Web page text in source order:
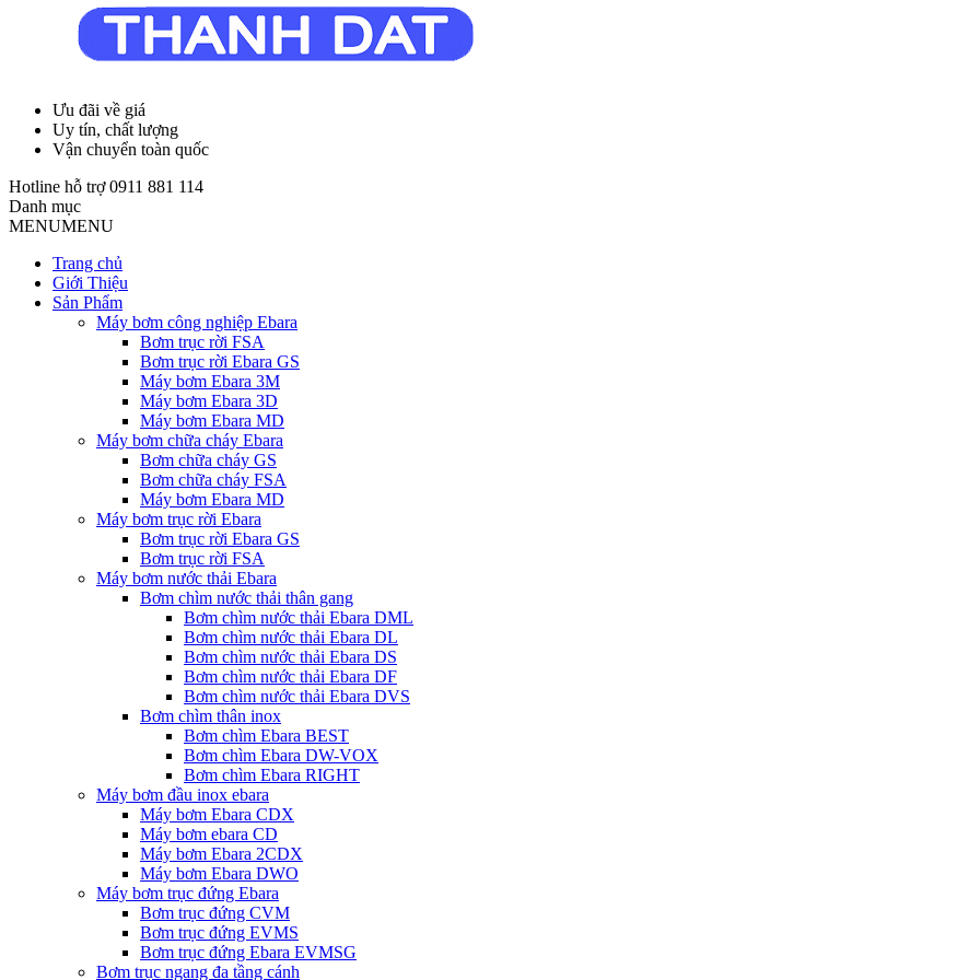
Ưu đãi về giá
Uy tín, chất lượng
Vận chuyển toàn quốc
Hotline hỗ trợ 0911 881 114
Danh mục
MENUMENU
Trang chủ
Giới Thiệu
Sản Phẩm
Máy bơm công nghiệp Ebara
Bơm trục rời FSA
Bơm trục rời Ebara GS
Máy bơm Ebara 3M
Máy bơm Ebara 3D
Máy bơm Ebara MD
Máy bơm chữa cháy Ebara
Bơm chữa cháy GS
Bơm chữa cháy FSA
Máy bơm Ebara MD
Máy bơm trục rời Ebara
Bơm trục rời Ebara GS
Bơm trục rời FSA
Máy bơm nước thải Ebara
Bơm chìm nước thải thân gang
Bơm chìm nước thải Ebara DML
Bơm chìm nước thải Ebara DL
Bơm chìm nước thải Ebara DS
Bơm chìm nước thải Ebara DF
Bơm chìm nước thải Ebara DVS
Bơm chìm thân inox
Bơm chìm Ebara BEST
Bơm chìm Ebara DW-VOX
Bơm chìm Ebara RIGHT
Máy bơm đầu inox ebara
Máy bơm Ebara CDX
Máy bơm ebara CD
Máy bơm Ebara 2CDX
Máy bơm Ebara DWO
Máy bơm trục đứng Ebara
Bơm trục đứng CVM
Bơm trục đứng EVMS
Bơm trục đứng Ebara EVMSG
Bơm trục ngang đa tầng cánh